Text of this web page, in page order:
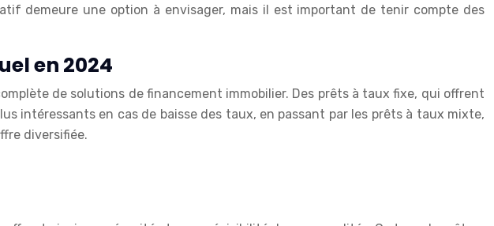
demeure une option à envisager, mais il est important de tenir compte des
en 2024
de solutions de financement immobilier. Des prêts à taux fixe, qui offrent
intéressants en cas de baisse des taux, en passant par les prêts à taux mixte,
diversifiée.